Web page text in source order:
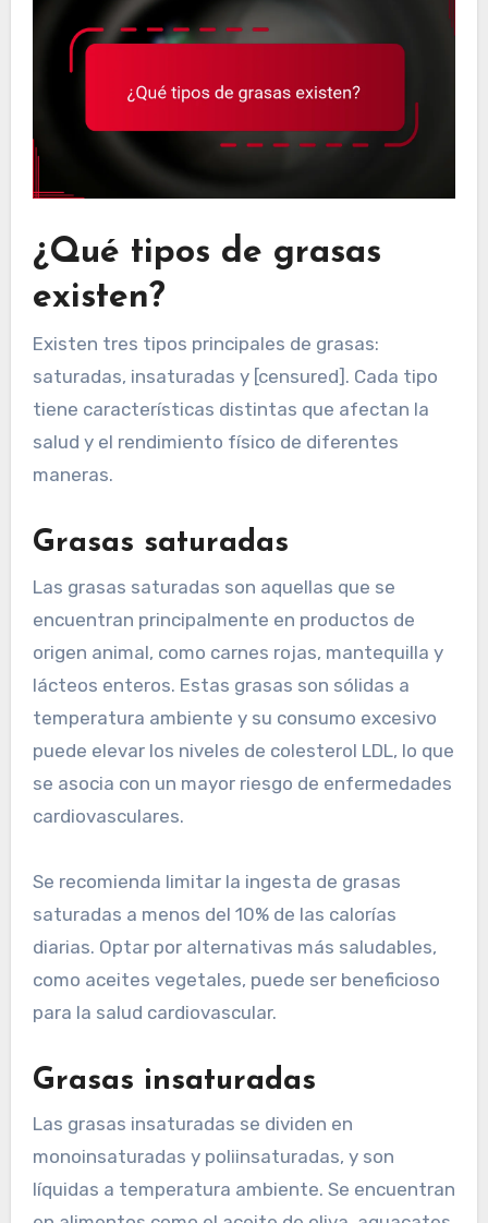
¿Qué tipos de grasas
existen?
Existen tres tipos principales de grasas:
saturadas, insaturadas y [censured]. Cada tipo
tiene características distintas que afectan la
salud y el rendimiento físico de diferentes
maneras.
Grasas saturadas
Las grasas saturadas son aquellas que se
encuentran principalmente en productos de
origen animal, como carnes rojas, mantequilla y
lácteos enteros. Estas grasas son sólidas a
temperatura ambiente y su consumo excesivo
puede elevar los niveles de colesterol LDL, lo que
se asocia con un mayor riesgo de enfermedades
cardiovasculares.
Se recomienda limitar la ingesta de grasas
saturadas a menos del 10% de las calorías
diarias. Optar por alternativas más saludables,
como aceites vegetales, puede ser beneficioso
para la salud cardiovascular.
Grasas insaturadas
Las grasas insaturadas se dividen en
monoinsaturadas y poliinsaturadas, y son
líquidas a temperatura ambiente. Se encuentran